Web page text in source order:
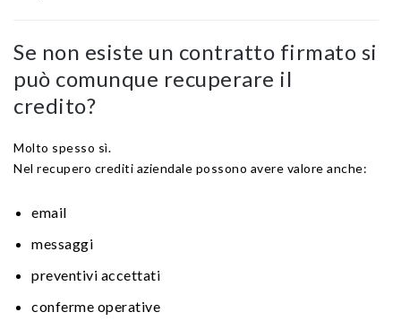
Se non esiste un contratto firmato si
può comunque recuperare il
credito?
Molto spesso sì.
Nel recupero crediti aziendale possono avere valore anche:
email
messaggi
preventivi accettati
conferme operative